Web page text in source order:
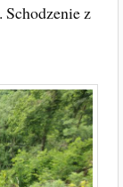
Schodzenie z